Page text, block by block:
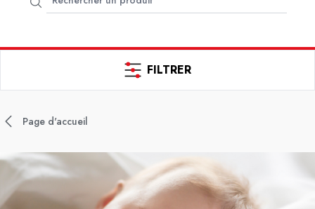
FILTRER
Page d'accueil